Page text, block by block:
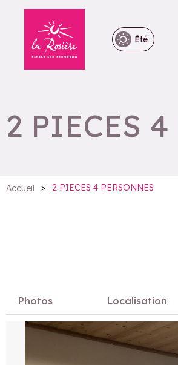
Été
2 PIECES
Accueil > 2 PIECES 4 PERSONNES
Photos Localisation